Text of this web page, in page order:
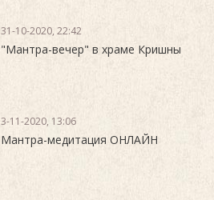
31-10-2020, 22:42
"Мантра-вечер" в храме Кришны
3-11-2020, 13:06
Мантра-медитация ОНЛАЙН